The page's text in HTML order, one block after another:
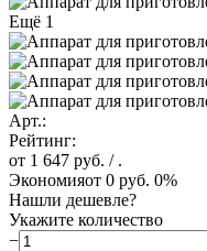
Ещё 1
Арт.:
Рейтинг:
от 1 647 руб. / .
Экономияот 0 руб. 0%
Нашли дешевле?
Укажите количество
−